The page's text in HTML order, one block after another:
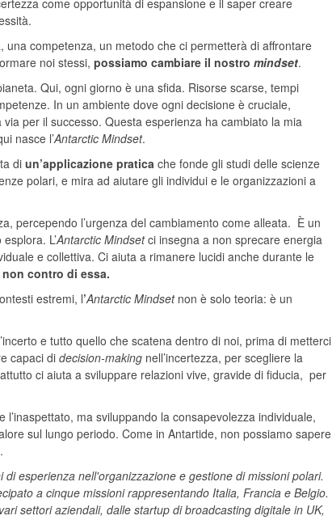
come opportunità di espansione e il saper creare
competenza, un metodo che ci permetterà di affrontare
noi stessi, possiamo cambiare il nostro mindset.
Qui, ogni giorno è una sfida. Risorse scarse, tempi
In un ambiente dove ogni decisione è cruciale,
per il successo. Questa esperienza ha cambiato la mia
nasce l’Antarctic Mindset.
di un’applicazione pratica che fonde gli studi delle scienze
polari, e mira ad aiutare gli individui e le organizzazioni a
percependo l’urgenza del cambiamento come alleata. È un
L’Antarctic Mindset ci insegna a non sprecare energia
e collettiva. Ci aiuta a rimanere lucidi anche durante le
contro di essa.
estremi, l’Antarctic Mindsetnon è solo teoria: è un
e tutto quello che scatena dentro di noi, prima di metterci
capaci didecision-making nell’incertezza, per scegliere la
ci aiuta a sviluppare relazioni vive, gravide di fiducia, per
ma sviluppando la consapevolezza individuale,
sul lungo periodo. Come in Antartide, non possiamo sapere
esperienza nell'organizzazione e gestione di missioni polari.
a cinque missioni rappresentando Italia, Francia e Belgio.
settori aziendali, dalle startup di broadcasting digitale in UK,